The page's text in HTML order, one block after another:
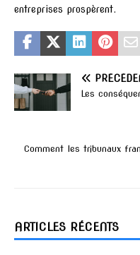
entreprises prospèrent.
Les
Comment les tribunaux
ARTICLES RÉCENTS